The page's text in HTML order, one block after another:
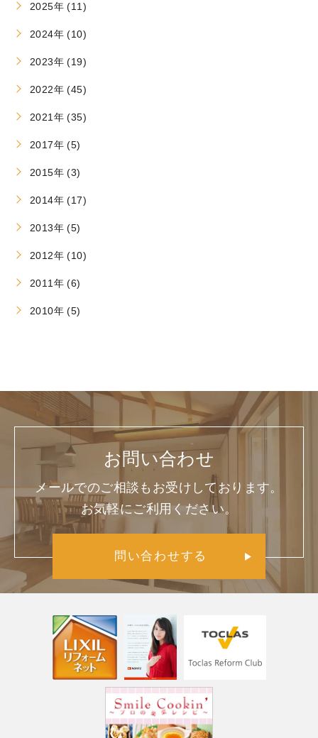
2025年 (11)
2024年 (10)
2023年 (19)
2022年 (45)
2021年 (35)
2017年 (5)
2015年 (3)
2014年 (17)
2013年 (5)
2012年 (10)
2011年 (6)
2010年 (5)
お問い合わせ
メールでのご相談もお受けしております。
お気軽にご利用ください。
問い合わせする